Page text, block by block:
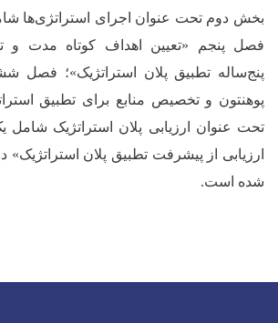
بخش دوم تحت عنوان اجرای استراتژی‌ها
فصل پنجم «تعیین اهداف کوتاه مدت و
پنج‌ساله تطبیق پلان استراتژیک»؛ فصل
پوهنتون و تخصیص منابع برای تطبیق
تحت عنوان ارزیابی پلان استراتژیک
ارزیابی از پیشرفت تطبیق پلان
شده است.